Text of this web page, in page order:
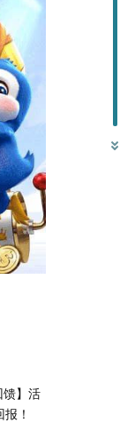
馈】活
！